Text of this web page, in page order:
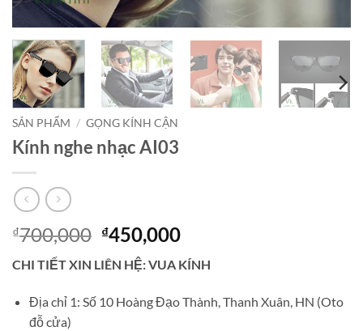
SẢN PHẨM / GỌNG KÍNH CẬN
Kính nghe nhạc AI03
₫700,000 Giá
gốc
là:
₫700,000.
₫450,000Giá
hiện
tại
là:
₫450,000.
CHI TIẾT XIN LIÊN HỆ: VUA KÍNH
Địa chỉ 1: Số 10 Hoàng Đạo Thành, Thanh Xuân, HN (Oto
đỗ cửa)